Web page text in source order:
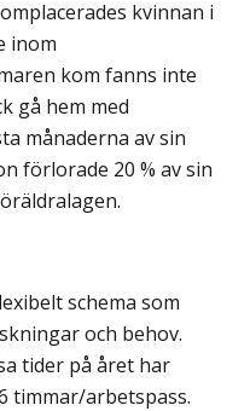
kvinnan i
inom
kom fanns inte
gå hem med
månaderna av sin
förlorade 20 % av sin
schema som
och behov.
tider på året har
timmar/arbetspass.